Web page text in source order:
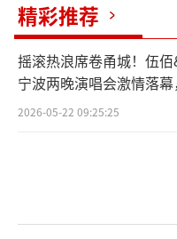
精彩推荐
摇滚热浪席卷甬城！伍
宁波两晚演唱会激情落
围炸裂
2026-05-22 09:25:25